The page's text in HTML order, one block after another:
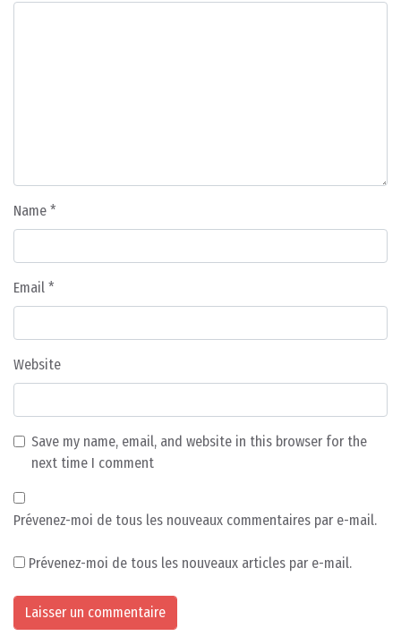
Name *
Email *
Website
Save my name, email, and website in this browser for the
next time I comment
Prévenez-moi de tous les nouveaux commentaires par e-mail.
Prévenez-moi de tous les nouveaux articles par e-mail.